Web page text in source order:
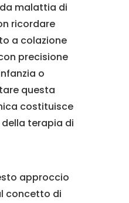
malattia di
ricordare
a colazione
precisione
o
questa
costituisce
terapia di
approccio
concetto di